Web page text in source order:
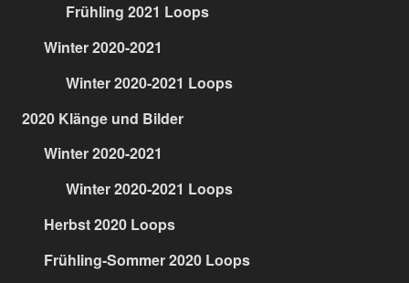
Frühling 2021 Loops
Winter 2020-2021
Winter 2020-2021 Loops
2020 Klänge und Bilder
Winter 2020-2021
Winter 2020-2021 Loops
Herbst 2020 Loops
Frühling-Sommer 2020 Loops